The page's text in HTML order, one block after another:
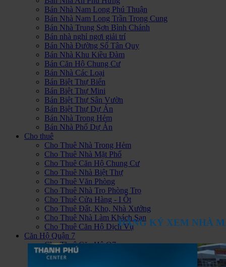
Bán Nhà Nam Long Phú Thuận
Bán Nhà Nam Long Trần Trọng Cung
Bán Nhà Trung Sơn Bình Chánh
Bán nhà nghỉ ngơi giải trí
Bán Nhà Đường Số Tân Quy
Bán Nhà Khu Kiều Đàm
Bán Căn Hộ Chung Cư
Bán Nhà Các Loại
Bán Biệt Thự Biển
Bán Biệt Thự Mini
Bán Biệt Thự Sân Vườn
Bán Biệt Thự Dự Án
Bán Nhà Trong Hẻm
Bán Nhà Phố Dự Án
Cho thuê
Cho Thuê Nhà Trong Hẻm
Cho Thuê Nhà Mặt Phố
Cho Thuê Căn Hộ Chung Cư
Cho Thuê Nhà Biệt Thự
Cho Thuê Văn Phòng
Cho Thuê Nhà Trọ Phòng Trọ
Cho Thuê Cửa Hàng - I Ốt
Cho Thuê Đất, Kho, Nhà Xưởng
Cho Thuê Nhà Làm Khách Sạn
Cho Thuê Căn Hộ Dịch Vụ
Căn Hộ Quận 7
Cho Thuê Căn Hộ Q7
Bán căn hộ Quận 7
ĐĂNG KÝ XEM NHÀ